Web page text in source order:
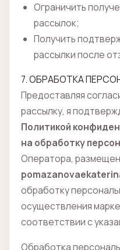
Ограничить
рассылок;
Получить
рассылки после
7. ОБРАБОТКА
Предоставляя
рассылку, я
Политикой
на обработку
Оператора,
обработку
осуществления
соответствии с
Обработка